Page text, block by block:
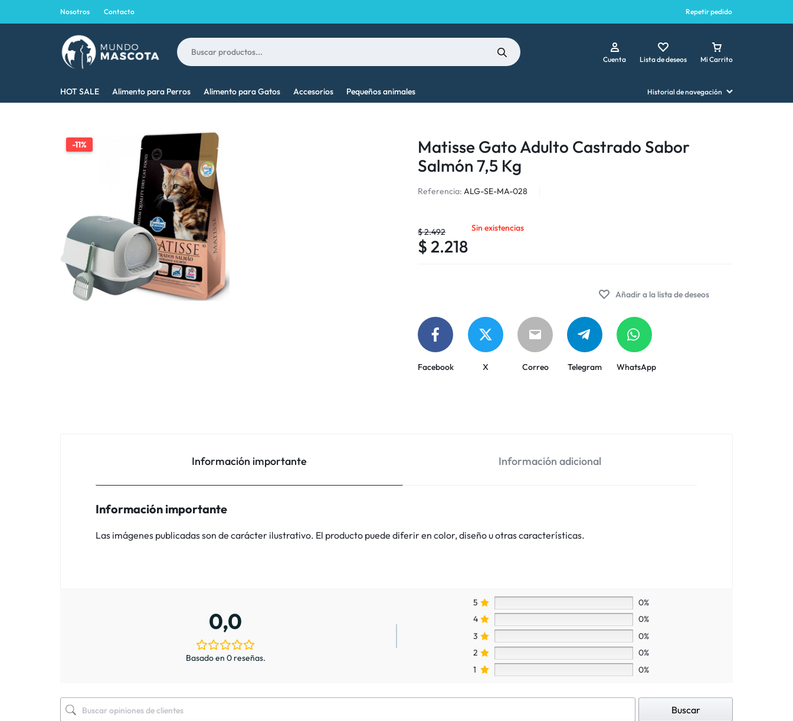
Nosotros Contacto Repetir pedido
MASCOTA
MEJOR
PARA
MASCOTA
Cuenta Lista de deseos Mi Carrito
HOT SALE Alimento para Perros Alimento para Gatos Accesorios Pequeños animales Historial de navegación
-11%
Matisse Gato Adulto Castrado Sabor
Salmón 7,5 Kg
Referencia: ALG-SE-MA-028
$2.492
$ 2.218
Sin existencias
Añadir a la lista de deseos
Facebook X Correo Telegram WhatsApp
Información importante Información adicional
Información importante
Las imágenes publicadas son de carácter ilustrativo. El producto puede diferir en color, diseño u otras características.
0,0
Basado en 0 reseñas.
5
0%
4
0%
3
0%
2
0%
1
0%
Buscar